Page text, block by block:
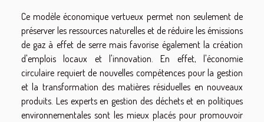
Ce modèle économique vertueux permet non seulement de
préserver les ressources naturelles et de réduire les émissions
de gaz à effet de serre mais favorise également la création
d'emplois locaux et l'innovation. En effet, l'économie
circulaire requiert de nouvelles compétences pour la gestion
et la transformation des matières résiduelles en nouveaux
produits. Les experts en gestion des déchets et en politiques
environnementales sont les mieux placés pour promouvoir